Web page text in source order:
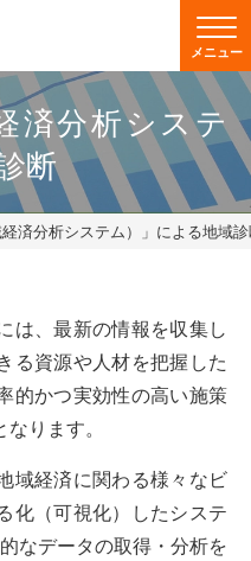
メニュー
済分析システ
断
経済分析システム）」による地域
は、最新の情報を収集し
る資源や人材を把握した
的かつ実効性の高い施策
ります。
域経済に関わる様々なビ
化（可視化）したシステ
なデータの取得・分析を